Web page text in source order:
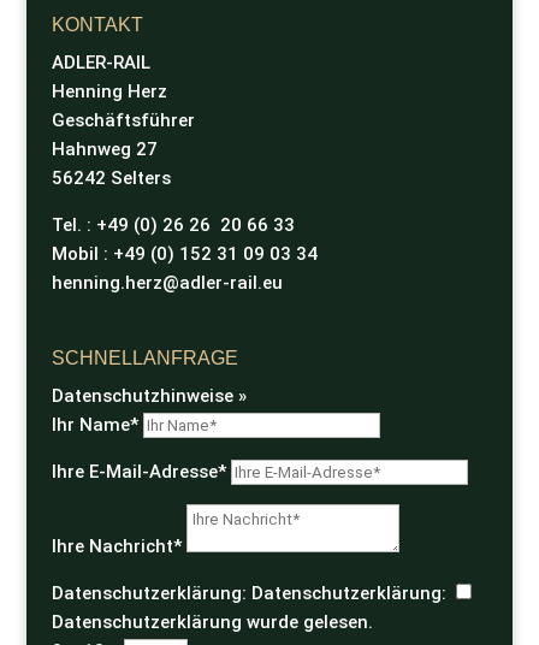
KONTAKT
ADLER-RAIL
Henning Herz
Geschäftsführer
Hahnweg 27
56242 Selters
Tel. : +49 (0) 26 26 20 66 33
Mobil : +49 (0) 152 31 09 03 34
henning.herz@adler-rail.eu
SCHNELLANFRAGE
Datenschutzhinweise »
Ihr Name*
Ihre E-Mail-Adresse*
Ihre Nachricht*
Datenschutzerklärung: Datenschutzerklärung:
Datenschutzerklärung wurde gelesen.